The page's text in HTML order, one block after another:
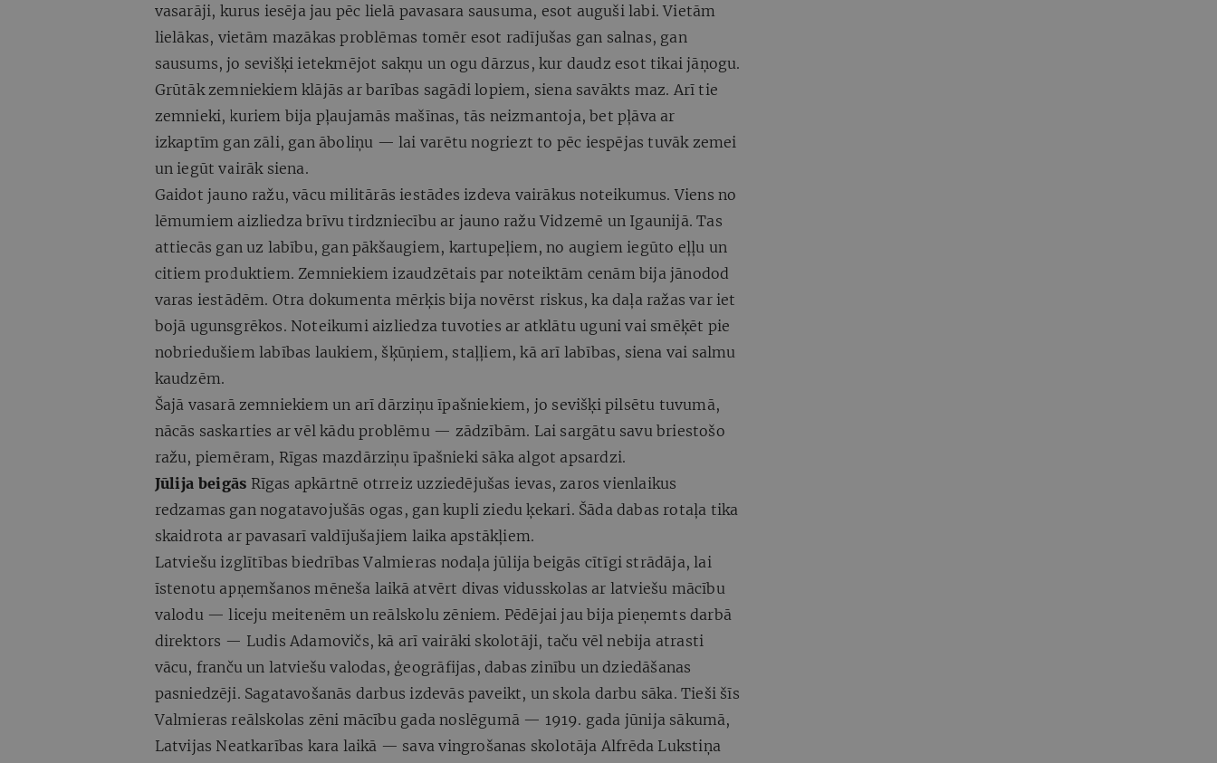
vasarāji, kurus iesēja jau pēc lielā pavasara sausuma, esot auguši labi. Vietām
lielākas, vietām mazākas problēmas tomēr esot radījušas gan salnas, gan
sausums, jo sevišķi ietekmējot sakņu un ogu dārzus, kur daudz esot tikai jāņogu.
Grūtāk zemniekiem klājās ar barības sagādi lopiem, siena savākts maz. Arī tie
zemnieki, kuriem bija pļaujamās mašīnas, tās neizmantoja, bet pļāva ar
izkaptīm gan zāli, gan āboliņu — lai varētu nogriezt to pēc iespējas tuvāk zemei
un iegūt vairāk siena.
Gaidot jauno ražu, vācu militārās iestādes izdeva vairākus noteikumus. Viens no
lēmumiem aizliedza brīvu tirdzniecību ar jauno ražu Vidzemē un Igaunijā. Tas
attiecās gan uz labību, gan pākšaugiem, kartupeļiem, no augiem iegūto eļļu un
citiem produktiem. Zemniekiem izaudzētais par noteiktām cenām bija jānodod
varas iestādēm. Otra dokumenta mērķis bija novērst riskus, ka daļa ražas var iet
bojā ugunsgrēkos. Noteikumi aizliedza tuvoties ar atklātu uguni vai smēķēt pie
nobriedušiem labības laukiem, šķūņiem, staļļiem, kā arī labības, siena vai salmu
kaudzēm.
Šajā vasarā zemniekiem un arī dārziņu īpašniekiem, jo sevišķi pilsētu tuvumā,
nācās saskarties ar vēl kādu problēmu — zādzībām. Lai sargātu savu briestošo
ražu, piemēram, Rīgas mazdārziņu īpašnieki sāka algot apsardzi.
Jūlija beigās Rīgas apkārtnē otrreiz uzziedējušas ievas, zaros vienlaikus
redzamas gan nogatavojušās ogas, gan kupli ziedu ķekari. Šāda dabas rotaļa tika
skaidrota ar pavasarī valdījušajiem laika apstākļiem.
Latviešu izglītības biedrības Valmieras nodaļa jūlija beigās cītīgi strādāja, lai
īstenotu apņemšanos mēneša laikā atvērt divas vidusskolas ar latviešu mācību
valodu — liceju meitenēm un reālskolu zēniem. Pēdējai jau bija pieņemts darbā
direktors — Ludis Adamovičs, kā arī vairāki skolotāji, taču vēl nebija atrasti
vācu, franču un latviešu valodas, ģeogrāfijas, dabas zinību un dziedāšanas
pasniedzēji. Sagatavošanās darbus izdevās paveikt, un skola darbu sāka. Tieši šīs
Valmieras reālskolas zēni mācību gada noslēgumā — 1919. gada jūnija sākumā,
Latvijas Neatkarības kara laikā — sava vingrošanas skolotāja Alfrēda Lukstiņa